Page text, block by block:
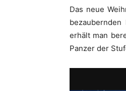
Das neue
erhält man
Panzer der